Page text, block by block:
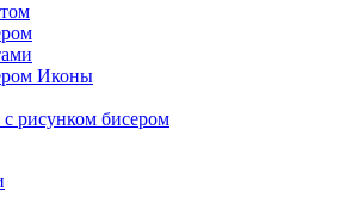
Иконы
рисунком бисером